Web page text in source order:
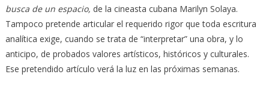
busca de un espacio, de la cineasta cubana Marilyn Solaya.
Tampoco pretende articular el requerido rigor que toda escritura
analítica exige, cuando se trata de “interpretar” una obra, y lo
anticipo, de probados valores artísticos, históricos y culturales.
Ese pretendido artículo verá la luz en las próximas semanas.